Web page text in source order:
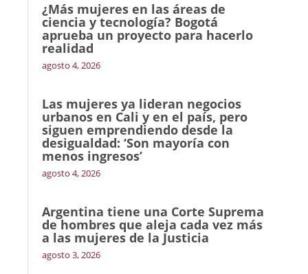
¿Más mujeres en las áreas de
ciencia y tecnología? Bogotá
aprueba un proyecto para hacerlo
realidad
agosto 4, 2026
Las mujeres ya lideran negocios
urbanos en Cali y en el país, pero
siguen emprendiendo desde la
desigualdad: ‘Son mayoría con
menos ingresos’
agosto 4, 2026
Argentina tiene una Corte Suprema
de hombres que aleja cada vez más
a las mujeres de la Justicia
agosto 3, 2026